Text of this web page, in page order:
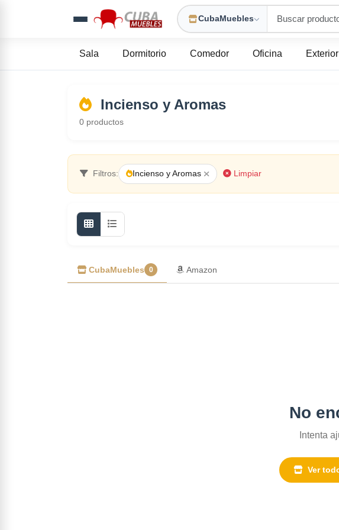
CubaMuebles
Sala Dormitorio Comedor Oficina Exterior
Incienso y Aromas
0 productos
Filtros: Incienso y Aromas Limpiar
CubaMuebles 0 Amazon
No
Intenta
Ver